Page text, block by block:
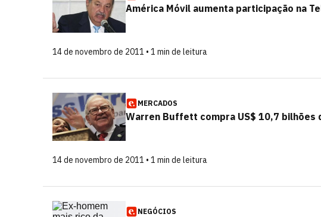
América Móvil aumenta participação na
14 de novembro de 2011 • 1 min de leitura
MERCADOS
Warren Buffett compra US$ 10,7 bilhões
14 de novembro de 2011 • 1 min de leitura
NEGÓCIOS